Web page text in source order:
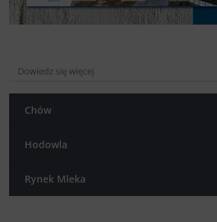
Dowiedz się więcej
Chów
Hodowla
Rynek Mleka